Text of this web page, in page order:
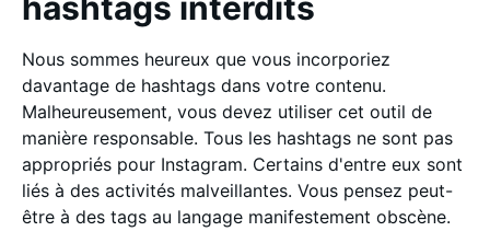
Nous sommes heureux que vous incorporiez
davantage de hashtags dans votre contenu.
Malheureusement, vous devez utiliser cet outil de
manière responsable. Tous les hashtags ne sont pas
appropriés pour Instagram. Certains d'entre eux sont
liés à des activités malveillantes. Vous pensez peut-
être à des tags au langage manifestement obscène.